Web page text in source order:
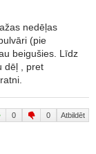
nedēļas
(pie
0 0 Atbildēt